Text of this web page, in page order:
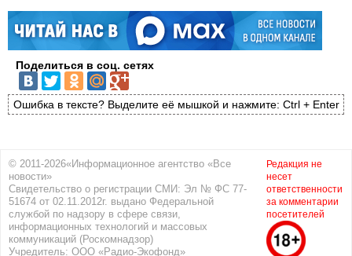
Поделиться в соц. сетях
Ошибка в тексте? Выделите её мышкой и нажмите: Ctrl + Enter
© 2011-2026«Информационное агентство «Все
новости»
Свидетельство о регистрации СМИ: Эл № ФС 77-
51674 от 02.11.2012г. выдано Федеральной
службой по надзору в сфере связи,
информационных технологий и массовых
коммуникаций (Роскомнадзор)
Учредитель: ООО «Радио-Экофонд»
Редакция не
несет
ответственности
за комментарии
посетителей